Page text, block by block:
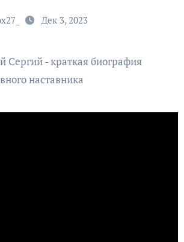
Дек 3, 2023